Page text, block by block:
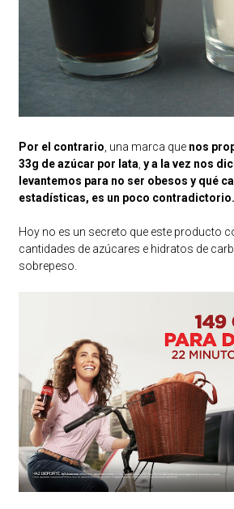
Por el contrario , una marca quenos
33g de azúcar por lata y a la vez nos
levantemos para no ser obesos y qué
estadísticas, es un poco contradictorio.
Hoy no es un secreto que este producto
cantidades de azúcares e hidratos de
sobrepeso.